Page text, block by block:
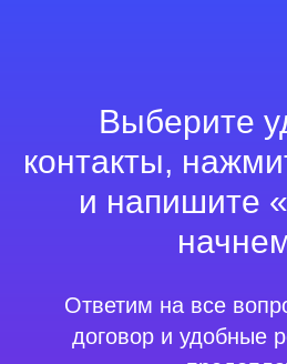
Выберите
контакты,
и напишите
Ответим на все
договор и удобные